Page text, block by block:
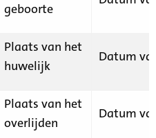
geboorte
Plaats van het
huwelijk
Datum
Plaats van het
overlijden
Datum